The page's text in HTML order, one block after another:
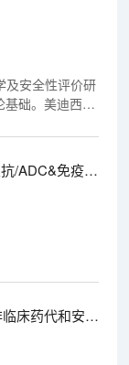
及安全性评价研
基础。美迪西有
顺利通过
审评。
/ADC&免疫治
床药代和安全